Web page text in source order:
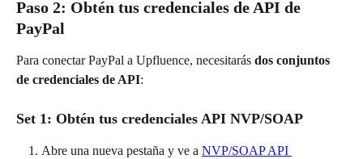
Paso 2: Obtén tus credenciales de API de
PayPal
Para conectar PayPal a Upfluence, necesitarás dos conjuntos
de credenciales de API:
Set 1: Obtén tus credenciales API NVP/SOAP
Abre una nueva pestaña y ve a NVP/SOAP API